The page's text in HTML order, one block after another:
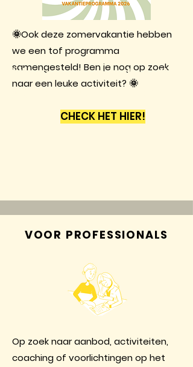
🌞Ook deze zomervakantie hebben
we een tof programma
samengesteld! Ben je nog op zoek
naar een leuke activiteit? 🌞
CHECK HET HIER!
VOOR PROFESSIONALS
Op zoek naar aanbod, activiteiten,
coaching of voorlichtingen op het
Vind ons op social media!
@jongerenwerkbarendrecht